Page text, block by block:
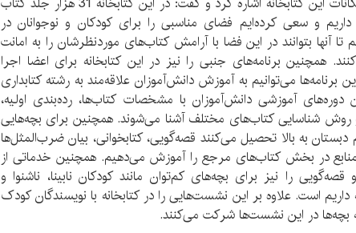
و سعی کرده‌ایم فضای مناسبی را برای کودکان و نوجوانان در
تا آنها بتوانند در این فضا با آرامش کتاب‌‌‌های مورد‌نظرشان را به امانت
همچنین برنامه‌های جنبی‌ را نیز در این کتابخانه برای اعضا اجرا
برنامه‌ها می‌توانیم به آموزش دانش‌آموزان علاقه‌مند به رشته کتابداری
دوره‌های آموزشی دانش‌آموزان‌ با مشخصات کتاب‌ها، رده‌بندی‌ اولیه،
شناسایی کتاب‌های مختلف‌ آشنا می‌شوند‌. همچنین برای بچه‌هایی
به بالا تحصیل می‌کنند قصه‌گویی‌، کتابخوانی‌، بیان ضرب‌المثل‌ها
در بخش کتاب‌های مرجع را آموزش می‌دهیم. همچنین خدماتی از
قصه‌گویی را نیز برای بچه‌های کم‌توان مانند کودکان نابینا، ناشنوا و
داریم است. علاوه بر این نشست‌هایی را در کتابخانه با نویسندگان کودک
بچه‌ها در این نشست‌ها شرکت می‌کنند‌.